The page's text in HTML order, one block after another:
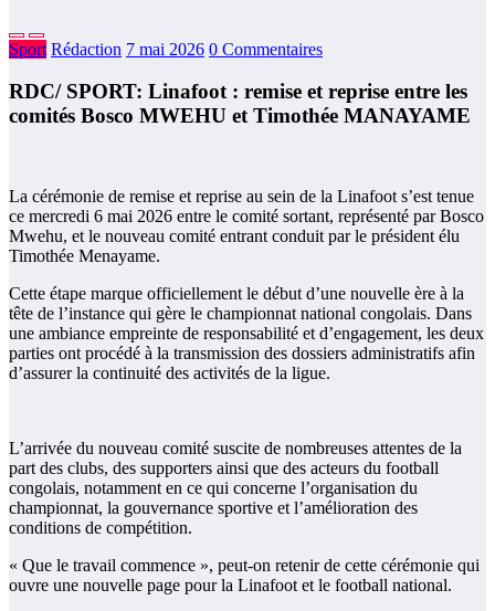
Sport Rédaction 7 mai 2026 0 Commentaires
RDC/ SPORT: Linafoot : remise et reprise entre les
comités Bosco MWEHU et Timothée MANAYAME
La cérémonie de remise et reprise au sein de la Linafoot s’est tenue
ce mercredi 6 mai 2026 entre le comité sortant, représenté par Bosco
Mwehu, et le nouveau comité entrant conduit par le président élu
Timothée Menayame.
Cette étape marque officiellement le début d’une nouvelle ère à la
tête de l’instance qui gère le championnat national congolais. Dans
une ambiance empreinte de responsabilité et d’engagement, les deux
parties ont procédé à la transmission des dossiers administratifs afin
d’assurer la continuité des activités de la ligue.
L’arrivée du nouveau comité suscite de nombreuses attentes de la
part des clubs, des supporters ainsi que des acteurs du football
congolais, notamment en ce qui concerne l’organisation du
championnat, la gouvernance sportive et l’amélioration des
conditions de compétition.
« Que le travail commence », peut-on retenir de cette cérémonie qui
ouvre une nouvelle page pour la Linafoot et le football national.